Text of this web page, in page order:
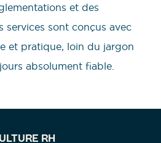
et des
services sont conçus avec
et pratique, loin du jargon
absolument fiable.
RH